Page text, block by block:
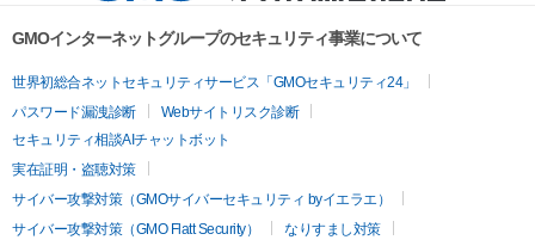
GMOインターネットグループのセキュリティ事業について
世界初総合ネットセキュリティサービス「GMOセキュリティ24」
パスワード漏洩診断
Webサイトリスク診断
セキュリティ相談AIチャットボット
実在証明・盗聴対策
サイバー攻撃対策（GMOサイバーセキュリティ byイエラエ）
サイバー攻撃対策（GMO Flatt Security）
なりすまし対策